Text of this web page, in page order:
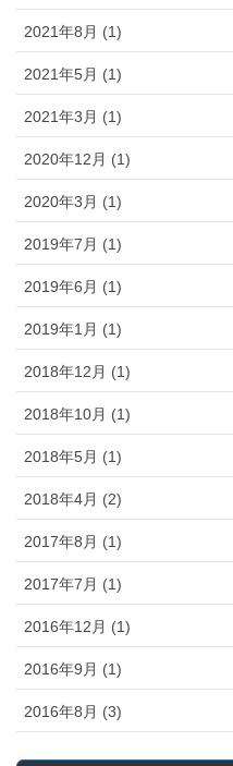
2021年8月 (1)
2021年5月 (1)
2021年3月 (1)
2020年12月 (1)
2020年3月 (1)
2019年7月 (1)
2019年6月 (1)
2019年1月 (1)
2018年12月 (1)
2018年10月 (1)
2018年5月 (1)
2018年4月 (2)
2017年8月 (1)
2017年7月 (1)
2016年12月 (1)
2016年9月 (1)
2016年8月 (3)